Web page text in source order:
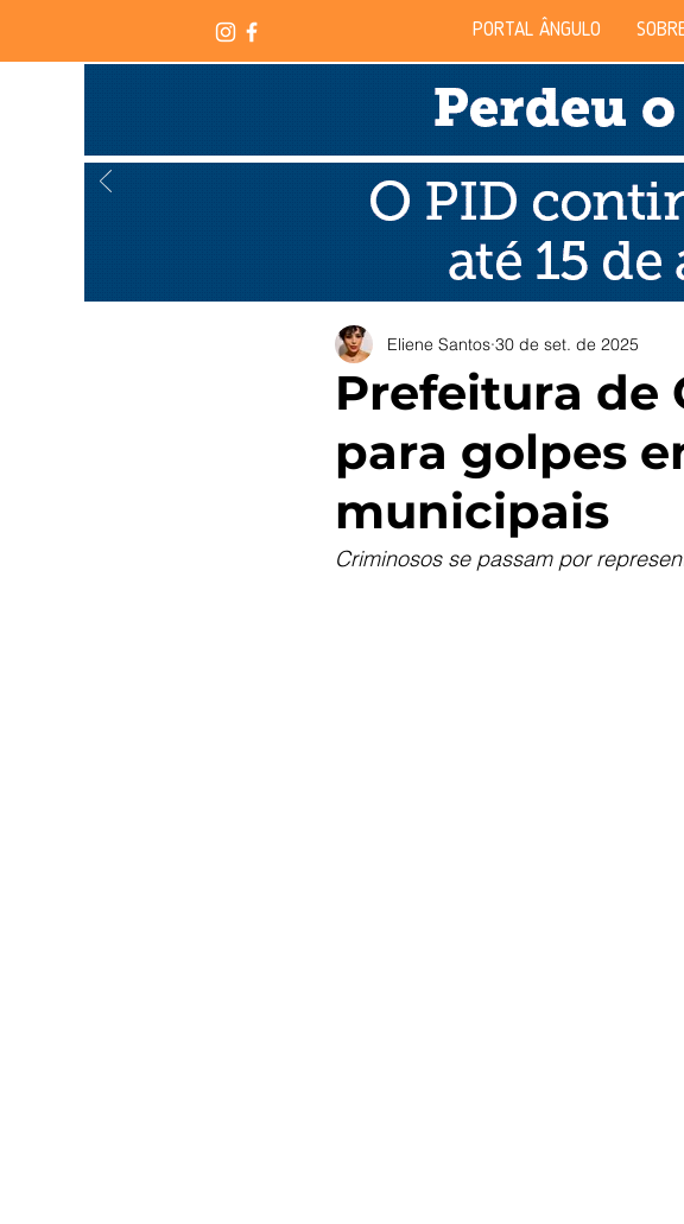
PORTAL ÂNGULO
Prefeitura de
para golpes
municipais
Eliene Santos 30 de set. de 2025
Criminosos se passam por